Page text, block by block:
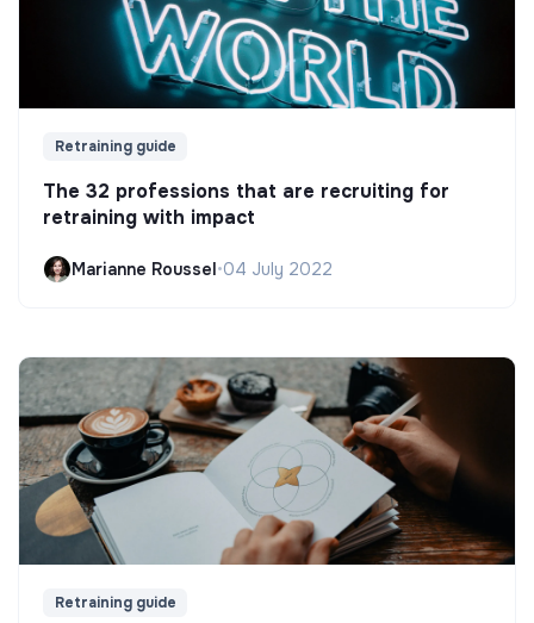
Retraining guide
The 32 professions that are recruiting for
retraining with impact
Marianne Roussel•04 July 2022
Retraining guide